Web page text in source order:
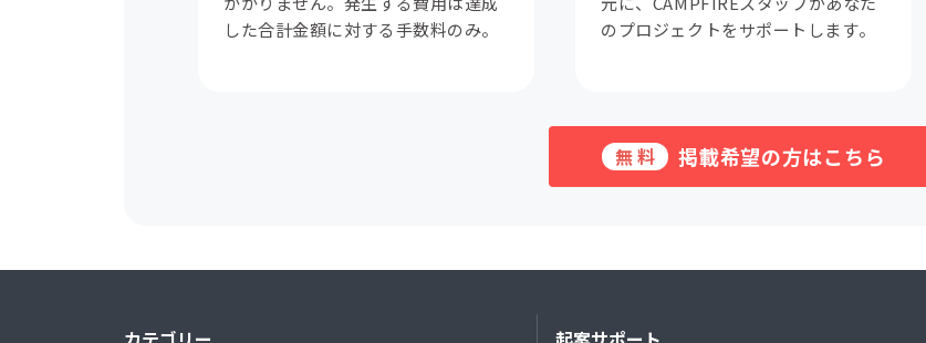
した合計金額に対する手数料のみ。
のプロジェクトをサポートします。
無料 掲載希望の方はこちら